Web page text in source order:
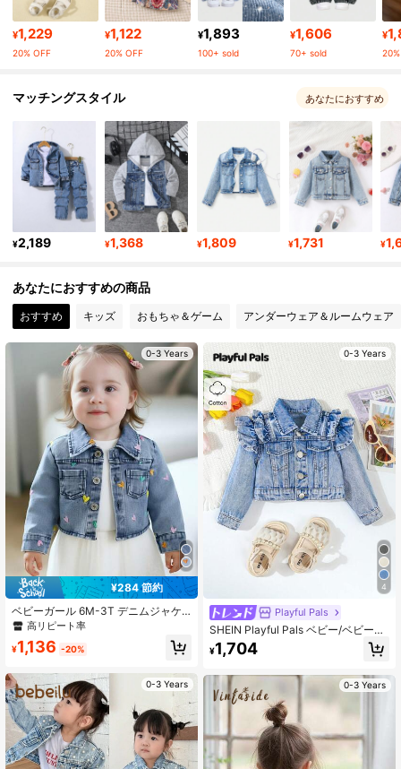
4.91 365K フォロワー
4.91 365K フォロワー
4.91 365K フォロワー
4.91 365K フォロワー
365K フォロワー
¥1,229
20% OFF
¥1,122
20% OFF
¥1,893
100+ sold
¥1,606
70+ sold
¥
マッチングスタイル あなたにおすすめ
¥2,189 ¥1,368 ¥1,809 ¥1,731 ¥
あなたにおすすめの商品
おすすめ キッズ おもちゃ＆ゲーム アンダーウェア＆ルームウェア
0-3 Years
¥284 節約
ベビーガール 6M-3T デニムジャケ
ット、アシンメトリー カラフルハー
クロップドカーディガン、ライトブ
高リピート率
¥1,136 -20%
0-3 Years
0-3 Years
4
Playful Pals
SHEIN Playful Pals ベビー/ベビー用
ガールズ リュッフルデニムジャケッ
ト レトロファッション
¥1,704
0-3 Years